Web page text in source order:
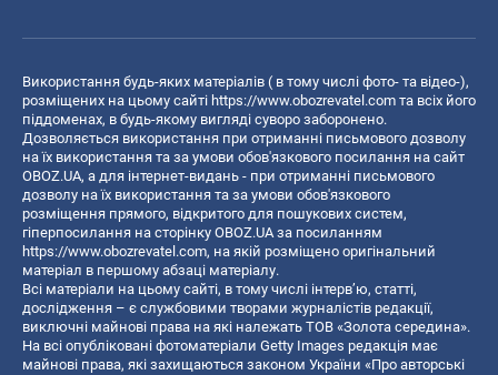
Використання будь-яких матеріалів ( в тому числі фото- та відео-),
розміщених на цьому сайті https://www.obozrevatel.com та всіх його
піддоменах, в будь-якому вигляді суворо заборонено.
Дозволяється використання при отриманні письмового дозволу
на їх використання та за умови обов'язкового посилання на сайт
OBOZ.UA, а для інтернет-видань - при отриманні письмового
дозволу на їх використання та за умови обов'язкового
розміщення прямого, відкритого для пошукових систем,
гіперпосилання на сторінку OBOZ.UA за посиланням
https://www.obozrevatel.com, на якій розміщено оригінальний
матеріал в першому абзаці матеріалу.
Всі матеріали на цьому сайті, в тому числі інтерв’ю, статті,
дослідження – є службовими творами журналістів редакції,
виключні майнові права на які належать ТОВ «Золота середина».
На всі опубліковані фотоматеріали Getty Images редакція має
майнові права, які захищаються законом України «Про авторські